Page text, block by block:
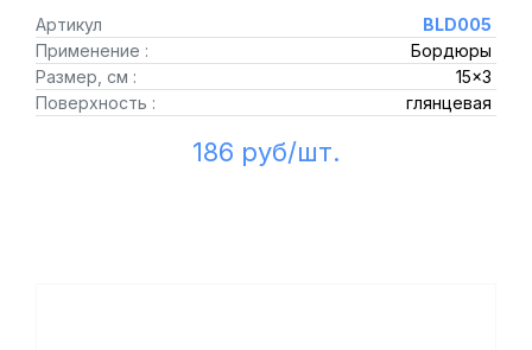
Артикул
BLD005
Применение :
Бордюры
Размер, см :
15x3
Поверхность :
глянцевая
186 руб/шт.